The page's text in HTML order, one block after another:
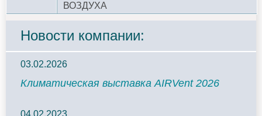
ВОЗДУХА
Новости компании:
03.02.2026
Климатическая выставка AIRVent 2026
04.02.2023